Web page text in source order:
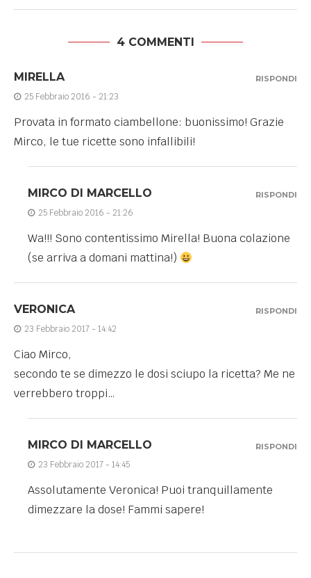
4 COMMENTI
MIRELLA
25 Febbraio 2016 - 21:23
Provata in formato ciambellone: buonissimo! Grazie
Mirco, le tue ricette sono infallibili!
RISPONDI
MIRCO DI MARCELLO
25 Febbraio 2016 - 21:26
Wa!!! Sono contentissimo Mirella! Buona colazione
(se arriva a domani mattina!)
RISPONDI
VERONICA
23 Febbraio 2017 - 14:42
Ciao Mirco,
secondo te se dimezzo le dosi sciupo la ricetta? Me ne
verrebbero troppi…
RISPONDI
MIRCO DI MARCELLO
23 Febbraio 2017 - 14:45
Assolutamente Veronica! Puoi tranquillamente
dimezzare la dose! Fammi sapere!
RISPONDI